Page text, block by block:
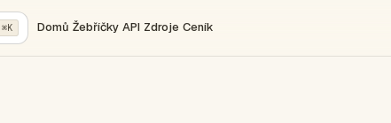
⌘K Domů Žebříčky API Zdroje Ceník